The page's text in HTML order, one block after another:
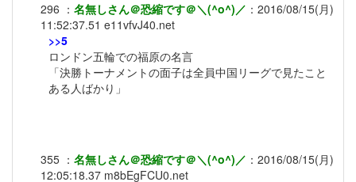
296 ： 名無しさん＠恐縮です＠＼(^o^)／ ： 2016/08/15(月)
11:52:37.51 e11vfvJ40.net
>>5
ロンドン五輪での福原の名言
「決勝トーナメントの面子は全員中国リーグで見たこと
ある人ばかり」
355 ： 名無しさん＠恐縮です＠＼(^o^)／ ： 2016/08/15(月)
12:05:18.37 m8bEgFCU0.net